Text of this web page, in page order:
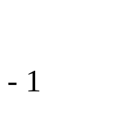
- 1